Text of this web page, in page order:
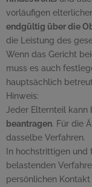
vorläufigen
endgültig über die
die Leistung des
Wenn das Gericht
muss es auch
hauptsächlich
Hinweis:
Jeder Elternteil
beantragen. Für die
dasselbe Verfahren.
In hochstrittigen
belastenden
persönlichen